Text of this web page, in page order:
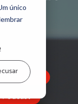
único
Podcast